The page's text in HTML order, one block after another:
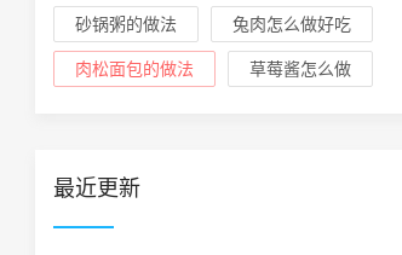
砂锅粥的做法 兔肉怎么做好吃
肉松面包的做法 草莓酱怎么做
最近更新